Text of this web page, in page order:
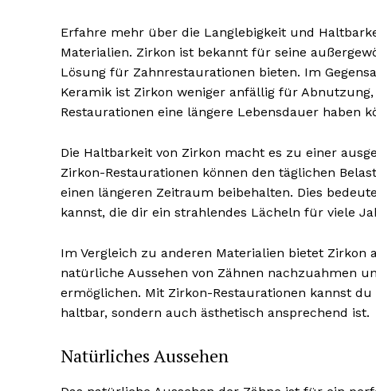
Erfahre mehr über die Langlebigkeit und
Materialien. Zirkon ist bekannt für seine
Lösung für Zahnrestaurationen bieten. Im
Keramik ist Zirkon weniger anfällig für
Restaurationen eine längere Lebensdauer haben
Die Haltbarkeit von Zirkon macht es zu einer
Zirkon-Restaurationen können den täglichen
einen längeren Zeitraum beibehalten. Dies
kannst, die dir ein strahlendes Lächeln für viele
Im Vergleich zu anderen Materialien bietet Zirkon
natürliche Aussehen von Zähnen nachzuahmen
ermöglichen. Mit Zirkon-Restaurationen kannst
haltbar, sondern auch ästhetisch ansprechend ist.
Natürliches Aussehen